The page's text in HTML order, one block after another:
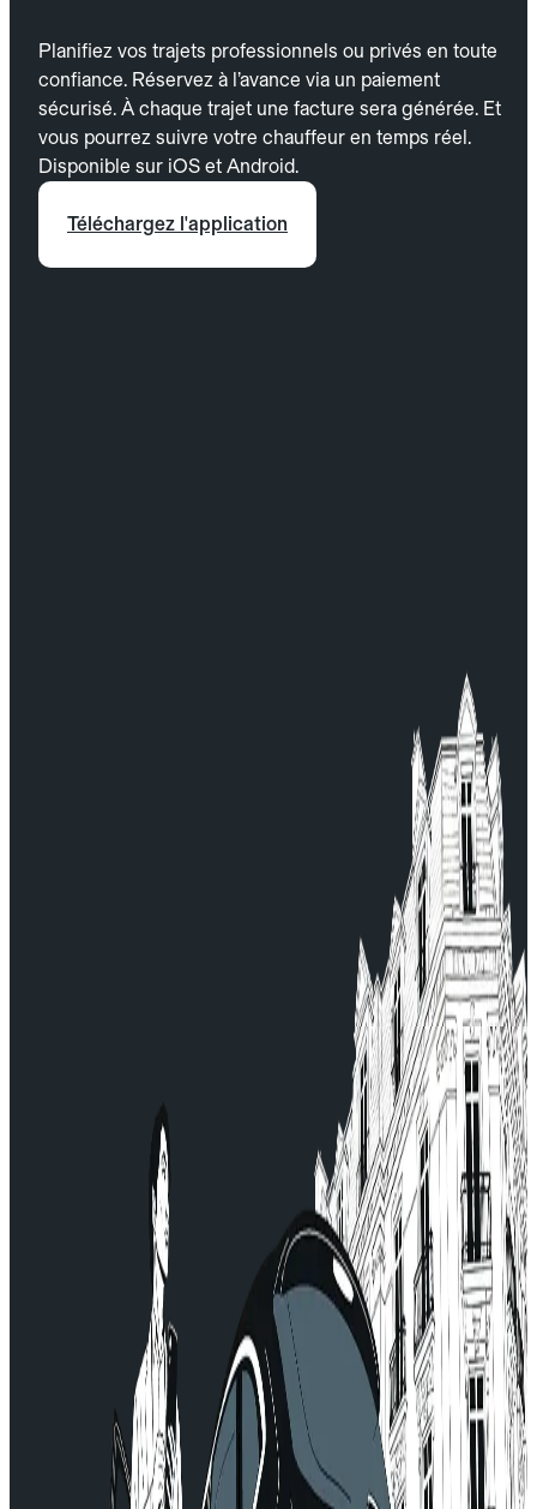
Planifiez vos trajets professionnels ou privés en toute
confiance. Réservez à l’avance via un paiement
sécurisé. À chaque trajet une facture sera générée. Et
vous pourrez suivre votre chauffeur en temps réel.
Disponible sur iOS et Android.
Téléchargez l'application